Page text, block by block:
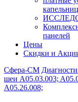
капельниц
панелей
Цены
Скидки и
Сфера-СМ
шеи A05.03.003;
A05.26.008;